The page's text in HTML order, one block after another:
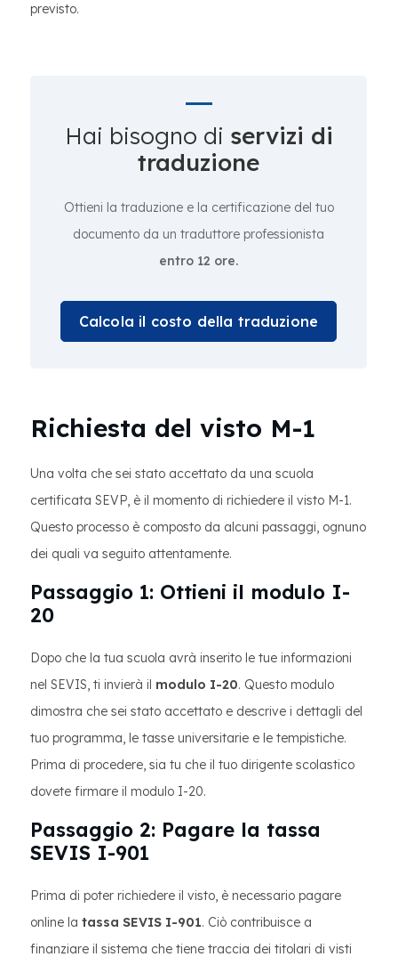
previsto.
Hai bisogno di servizi di
traduzione
Ottieni la traduzione e la certificazione del tuo
documento da un traduttore professionista
entro 12 ore.
Calcola il costo della traduzione
Richiesta del visto M-1
Una volta che sei stato accettato da una scuola
certificata SEVP, è il momento di richiedere il visto M-1.
Questo processo è composto da alcuni passaggi, ognuno
dei quali va seguito attentamente.
Passaggio 1: Ottieni il modulo I-
20
Dopo che la tua scuola avrà inserito le tue informazioni
nel SEVIS, ti invierà il modulo I-20. Questo modulo
dimostra che sei stato accettato e descrive i dettagli del
tuo programma, le tasse universitarie e le tempistiche.
Prima di procedere, sia tu che il tuo dirigente scolastico
dovete firmare il modulo I-20.
Passaggio 2: Pagare la tassa
SEVIS I-901
Prima di poter richiedere il visto, è necessario pagare
online la tassa SEVIS I-901. Ciò contribuisce a
finanziare il sistema che tiene traccia dei titolari di visti